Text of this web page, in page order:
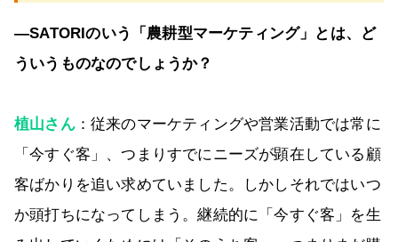
―SATORIのいう「農耕型マーケティング」とは、ど
ういうものなのでしょうか？
植山さん：従来のマーケティングや営業活動では常に
「今すぐ客」、つまりすでにニーズが顕在している顧
客ばかりを追い求めていました。しかしそれではいつ
か頭打ちになってしまう。継続的に「今すぐ客」を生